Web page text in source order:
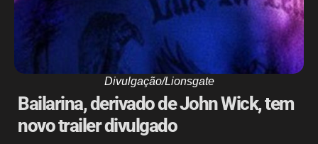
Divulgação/Lionsgate
Bailarina, derivado de John Wick, tem
novo trailer divulgado